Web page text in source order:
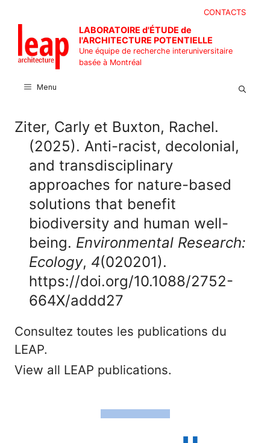
contenu
CONTACTS
LABORATOIRE d'ÉTUDE de
l'ARCHITECTURE POTENTIELLE
Une équipe de recherche interuniversitaire
basée à Montréal
Menu
Ziter, Carly et Buxton, Rachel.
(2025). Anti-racist, decolonial,
and transdisciplinary
approaches for nature-based
solutions that benefit
biodiversity and human well-
being. Environmental Research:
Ecology, 4(020201).
https://doi.org/10.1088/2752-
664X/addd27
Consultez toutes les publications du
LEAP.
View all LEAP publications.